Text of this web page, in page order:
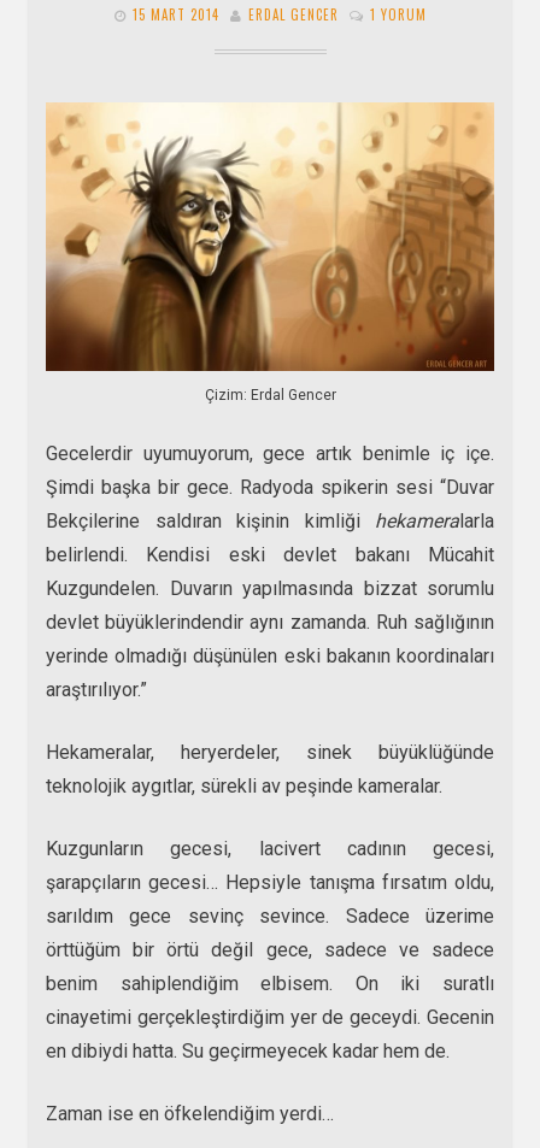
15 MART 2014 ERDAL GENCER 1 YORUM
Çizim: Erdal Gencer
Gecelerdir uyumuyorum, gece artık benimle iç içe.
Şimdi başka bir gece. Radyoda spikerin sesi “Duvar
Bekçilerine saldıran kişinin kimliği hekameralarla
belirlendi. Kendisi eski devlet bakanı Mücahit
Kuzgundelen. Duvarın yapılmasında bizzat sorumlu
devlet büyüklerindendir aynı zamanda. Ruh sağlığının
yerinde olmadığı düşünülen eski bakanın koordinaları
araştırılıyor.”
Hekameralar, heryerdeler, sinek büyüklüğünde
teknolojik aygıtlar, sürekli av peşinde kameralar.
Kuzgunların gecesi, lacivert cadının gecesi,
şarapçıların gecesi… Hepsiyle tanışma fırsatım oldu,
sarıldım gece sevinç sevince. Sadece üzerime
örttüğüm bir örtü değil gece, sadece ve sadece
benim sahiplendiğim elbisem. On iki suratlı
cinayetimi gerçekleştirdiğim yer de geceydi. Gecenin
en dibiydi hatta. Su geçirmeyecek kadar hem de.
Zaman ise en öfkelendiğim yerdi…